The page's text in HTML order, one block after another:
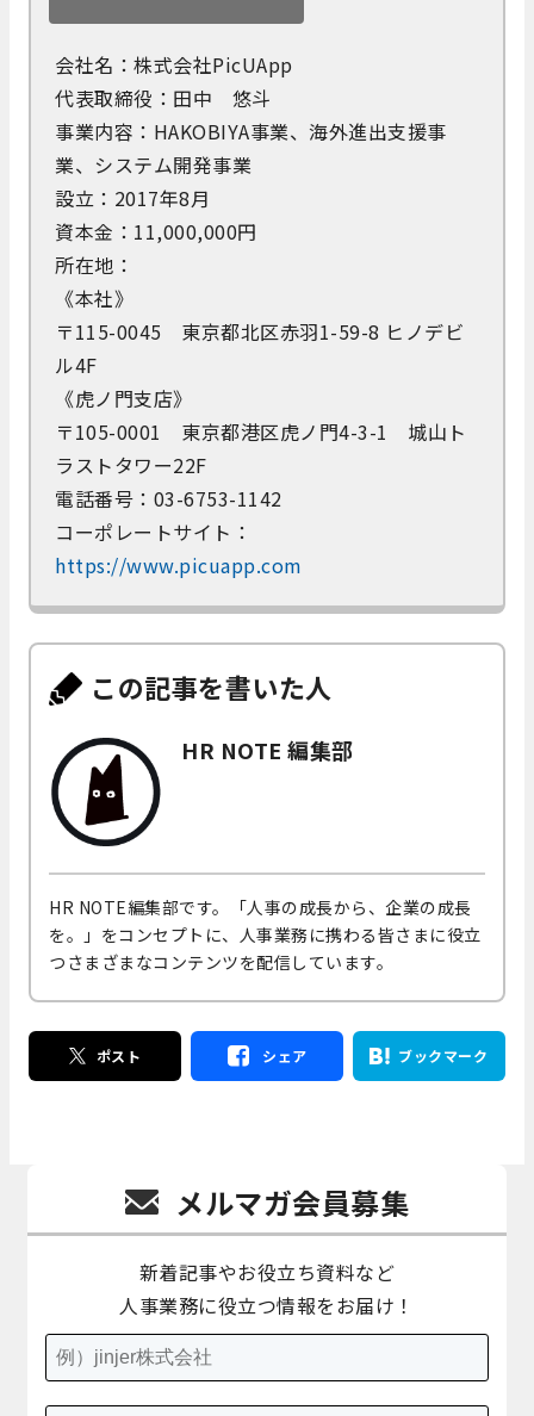
会社名：株式会社PicUApp
代表取締役：田中 悠斗
事業内容：HAKOBIYA事業、海外進出支援事
業、システム開発事業
設立：2017年8月
資本金：11,000,000円
所在地：
《本社》
〒115-0045 東京都北区赤羽1-59-8 ヒノデビ
ル4F
《虎ノ門支店》
〒105-0001 東京都港区虎ノ門4-3-1 城山ト
ラストタワー22F
電話番号：03-6753-1142
コーポレートサイト：​
https://www.picuapp.com
この記事を書いた人
HR NOTE 編集部
HR NOTE編集部です。「人事の成長から、企業の成長
を。」をコンセプトに、人事業務に携わる皆さまに役立
つさまざまなコンテンツを配信しています。
ポスト シェア ブックマーク
メルマガ会員募集
新着記事やお役立ち資料など
人事業務に役立つ情報をお届け！